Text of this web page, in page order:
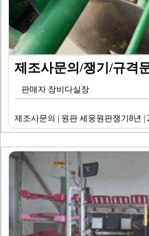
판매자 장비다실장
제조사문의 | 원판 세웅원판쟁기8년 |